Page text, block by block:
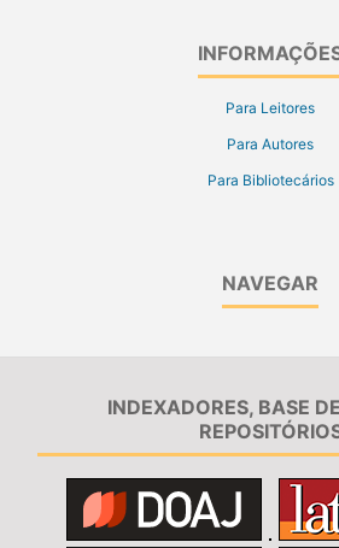
Para Leitores
Para Autores
Para Bibliotecários
NAVEGAR
INDEXADORES, BASE